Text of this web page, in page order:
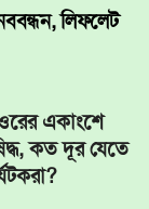
লিফলেট
একাংশে
কত দূর যেতে